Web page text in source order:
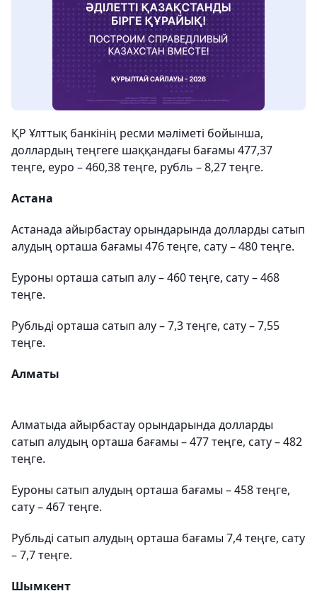
ҚР Ұлттық банкінің ресми мәліметі бойынша,
доллардың теңгеге шаққандағы бағамы 477,37
теңге, еуро – 460,38 теңге, рубль – 8,27 теңге.
Астана
Астанада айырбастау орындарында долларды сатып
алудың орташа бағамы 476 теңге, сату – 480 теңге.
Еуроны орташа сатып алу – 460 теңге, сату – 468
теңге.
Рубльді орташа сатып алу – 7,3 теңге, сату – 7,55
теңге.
Алматы
Алматыда айырбастау орындарында долларды
сатып алудың орташа бағамы – 477 теңге, сату – 482
теңге.
Еуроны сатып алудың орташа бағамы – 458 теңге,
сату – 467 теңге.
Рубльді сатып алудың орташа бағамы 7,4 теңге, сату
– 7,7 теңге.
Шымкент